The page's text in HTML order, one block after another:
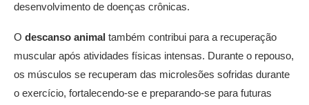
desenvolvimento de doenças crônicas.
O descanso animal também contribui para a recuperação
muscular após atividades físicas intensas. Durante o repouso,
os músculos se recuperam das microlesões sofridas durante
o exercício, fortalecendo-se e preparando-se para futuras